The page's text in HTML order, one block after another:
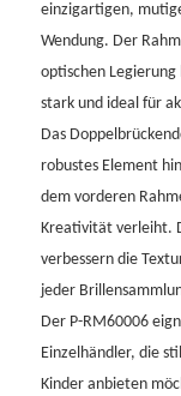
einzigartigen,
Wendung. Der
optischen
stark und ideal für
Das
robustes Element
dem vorderen
Kreativität verleiht.
verbessern die
jeder
Der P-RM60006
Einzelhändler, die
Kinder anbieten